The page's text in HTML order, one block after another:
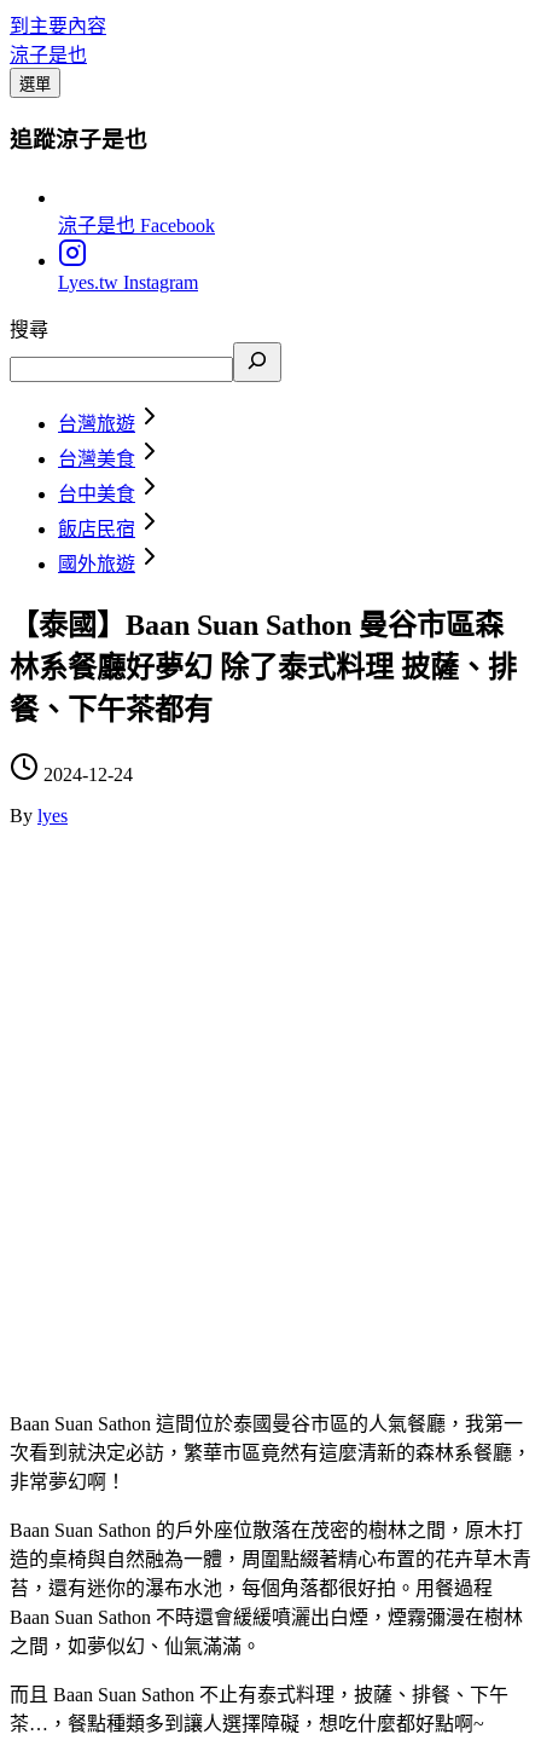
到主要內容
涼子是也
選單
追蹤涼子是也
涼子是也 Facebook
Lyes.tw Instagram
搜尋
台灣旅遊
台灣美食
台中美食
飯店民宿
國外旅遊
【泰國】Baan Suan Sathon 曼谷市區森
林系餐廳好夢幻 除了泰式料理 披薩、排
餐、下午茶都有
2024-12-24
By lyes
Baan Suan Sathon 這間位於泰國曼谷市區的人氣餐廳，我第一
次看到就決定必訪，繁華市區竟然有這麼清新的森林系餐廳，
非常夢幻啊！
Baan Suan Sathon 的戶外座位散落在茂密的樹林之間，原木打
造的桌椅與自然融為一體，周圍點綴著精心布置的花卉草木青
苔，還有迷你的瀑布水池，每個角落都很好拍。用餐過程
Baan Suan Sathon 不時還會緩緩噴灑出白煙，煙霧彌漫在樹林
之間，如夢似幻、仙氣滿滿。
而且 Baan Suan Sathon 不止有泰式料理，披薩、排餐、下午
茶…，餐點種類多到讓人選擇障礙，想吃什麼都好點啊~